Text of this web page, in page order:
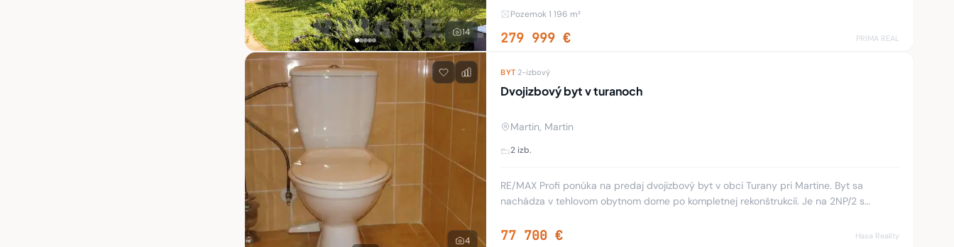
14
tehla) o zastavanej ploche cca 130
Pozemok 1 196 m²
279 999 € PRIMA REAL
4
BYT· 2-izbový
Dvojizbový byt v turanoch
Martin, Martin
2 izb.
RE/MAX Profi ponúka na predaj dvojizbový byt v obci Turany pri Martine. Byt sa
nachádza v tehlovom obytnom dome po kompletnej rekonštrukcií. Je na 2NP/2 s
77 700 € Hasa Reality